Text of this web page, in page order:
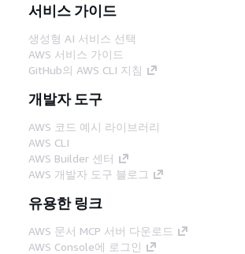
서비스 가이드
생성형 AI 서비스 선택
AWS 서비스 가이드
GitHub의 AWS CLI 지침
개발자 도구
AWS 코드 예시 라이브러리
AWS CLI
AWS Builder 센터
AWS 개발자 도구 블로그
유용한 링크
AWS 문서 MCP 서버 다운로드
AWS Console에 로그인